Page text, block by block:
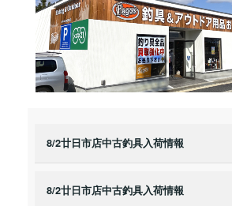
8/2廿日市店中古釣具入荷情報
8/2廿日市店中古釣具入荷情報